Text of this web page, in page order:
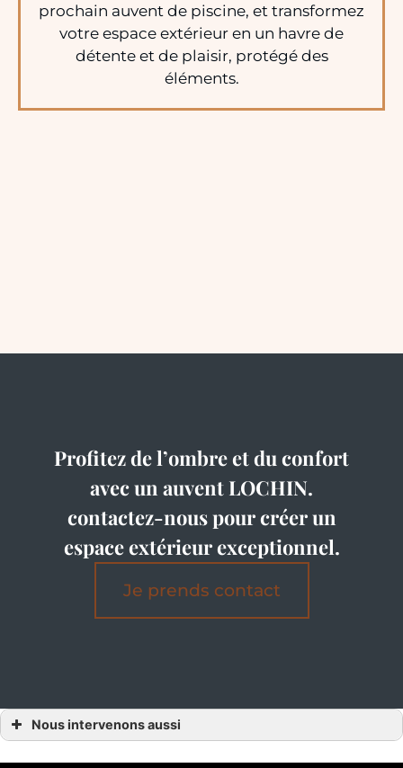
prochain auvent de piscine, et transformez
votre espace extérieur en un havre de
détente et de plaisir, protégé des
éléments.
Profitez de l’ombre et du confort
avec un auvent LOCHIN.
contactez-nous pour créer un
espace extérieur exceptionnel.
Je prends contact
Nous intervenons aussi